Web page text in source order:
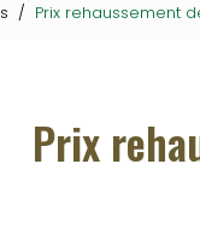
Prix rehaussement
Prix